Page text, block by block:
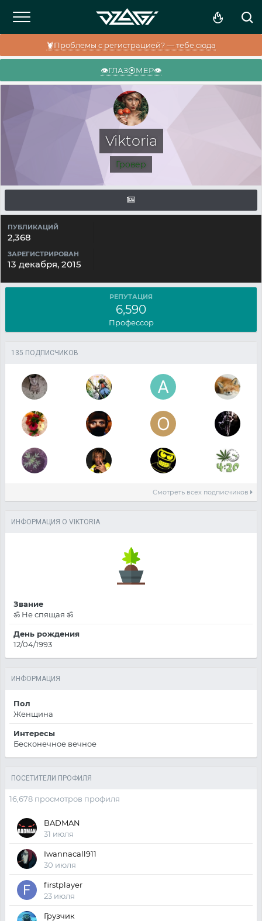
🦞Проблемы с регистрацией? — тебе сюда
👁️ГЛАЗ⦿МЕР👁️
Viktoria
Гровер
ПУБЛИКАЦИЙ
2,368
ЗАРЕГИСТРИРОВАН
13 декабря, 2015
РЕПУТАЦИЯ
6,590
Профессор
135 ПОДПИСЧИКОВ
Смотреть всех подписчиков
ИНФОРМАЦИЯ О VIKTORIA
Звание
ॐ Не спящая ॐ
День рождения
12/04/1993
ИНФОРМАЦИЯ
Пол
Женщина
Интересы
Бесконечное вечное
ПОСЕТИТЕЛИ ПРОФИЛЯ
16,678 просмотров профиля
BADMAN
31 июля
Iwannacall911
30 июля
firstplayer
23 июля
Грузчик